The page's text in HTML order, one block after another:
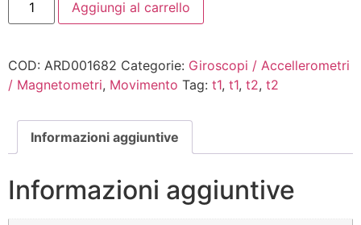
Aggiungi al carrello
COD: ARD001682 Categorie: Giroscopi / Accellerometri
/ Magnetometri, Movimento Tag: t1, t1, t2, t2
Informazioni aggiuntive
Informazioni aggiuntive